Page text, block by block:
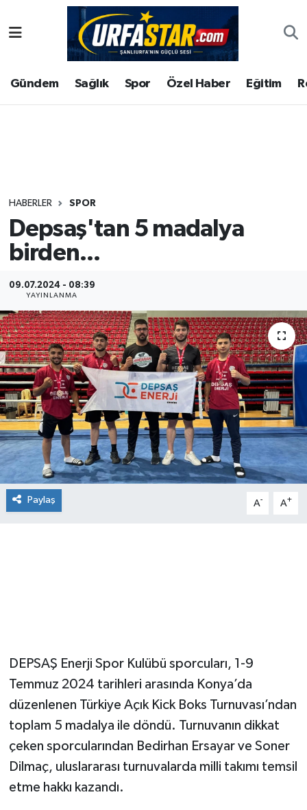
Gündem Sağlık Spor Özel Haber Eğitim
HABERLER SPOR
Depsaş'tan 5 madalya
birden...
09.07.2024 - 08:39
YAYINLANMA
Paylaş A- A+
DEPSAŞ Enerji Spor Kulübü sporcuları, 1-9
Temmuz 2024 tarihleri arasında Konya’da
düzenlenen Türkiye Açık Kick Boks Turnuvası’ndan
toplam 5 madalya ile döndü. Turnuvanın dikkat
çeken sporcularından Bedirhan Ersayar ve Soner
Dilmaç, uluslararası turnuvalarda milli takımı temsil
etme hakkı kazandı.
ASAYİS
ÇEVRE
Gündem
Kültür
Magazin
Şanlıurfa Nöbetçi Eczaneler
Şanlıurfa Hava Durumu
Tüm Manşetler
Son Dakika Haberleri
Haber Arşivi